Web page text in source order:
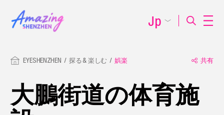
EYESHENZHEN 探る & 楽しむ 娯楽 共有
大鵬街道の体育施
Jp